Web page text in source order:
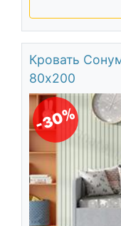
Кровать
80х200
-30%